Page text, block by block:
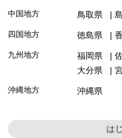
中国地方 鳥取県
四国地方 徳島県
九州地方 福岡県
大分県
沖縄地方 沖縄県
は